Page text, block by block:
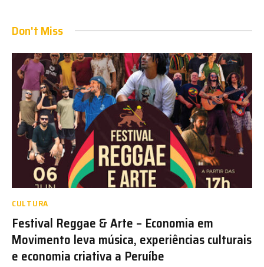
Don't Miss
CULTURA
Festival Reggae & Arte – Economia em
Movimento leva música, experiências culturais
e economia criativa a Peruíbe